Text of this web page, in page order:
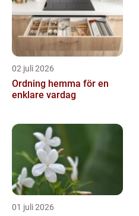
02 juli 2026
Ordning hemma för en
enklare vardag
01 juli 2026